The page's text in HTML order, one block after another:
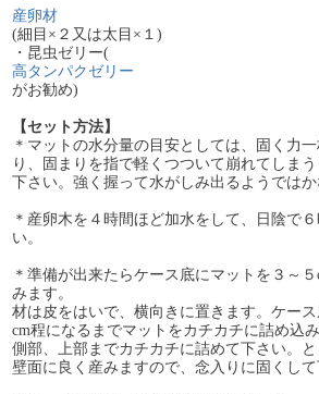
産卵材
(細目×２又は太目×１)
・昆虫ゼリー(
高タンパクゼリー
がお勧め)
【セット方法】
＊マットの水分量の目安としては、固く力
り、固まりを指で軽くつついて崩れてしま
下さい。強く握って水がしみ出るようではか
＊産卵木を４時間ほど加水をして、日陰で
い。
＊準備が出来たらケース底にマットを３～
みます。
材は皮をはいで、横向きに置きます。ケー
cm程になるまでマットをカチカチに詰め込
側部、上部までカチカチに詰めて下さい。
壁面に良く産みますので、念入りに固くして